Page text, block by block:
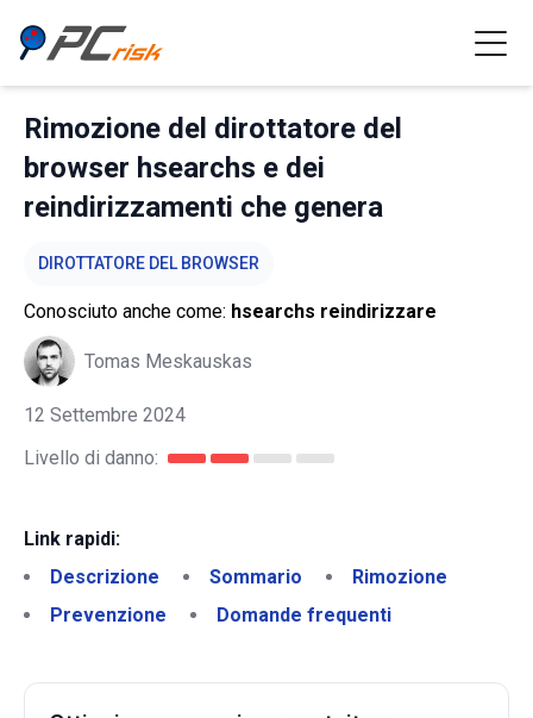
Rimozione del dirottatore del
browser hsearchs e dei
reindirizzamenti che genera
DIROTTATORE DEL BROWSER
Conosciuto anche come: hsearchs reindirizzare
Tomas Meskauskas
12 Settembre 2024
Livello di danno:
Link rapidi:
Descrizione
Sommario
Rimozione
Prevenzione
Domande frequenti